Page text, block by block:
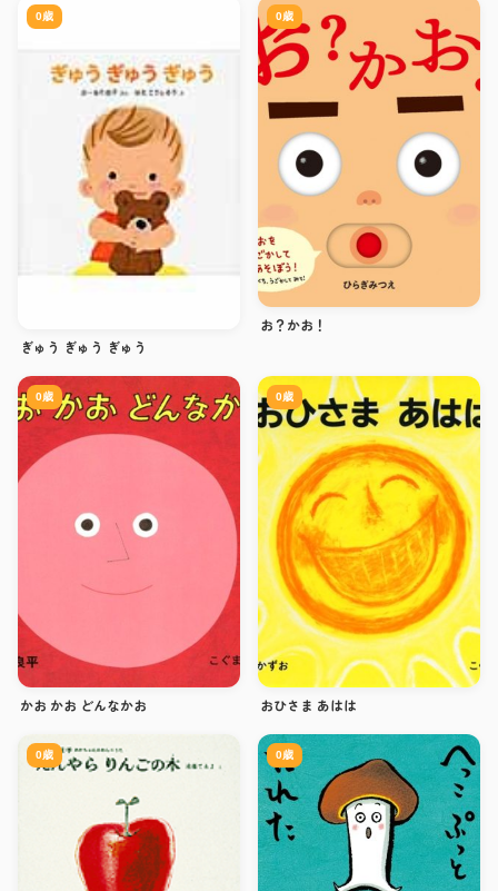
0歳
ぎゅう ぎゅう ぎゅう
0歳
お？かお！
0歳
かお かお どんなかお
0歳
おひさま あはは
0歳 0歳